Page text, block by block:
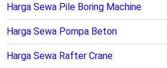
Harga Sewa Pile Boring Machine
Harga Sewa Pompa Beton
Harga Sewa Rafter Crane